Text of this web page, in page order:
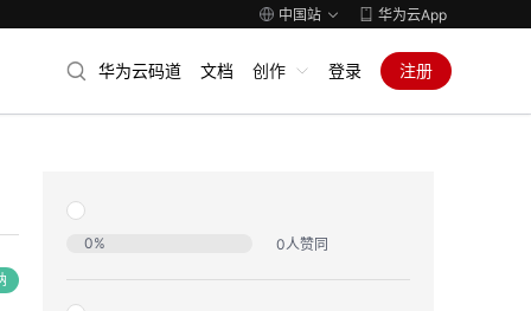
中国站 华为云App
华为云码道 文档 创作 登录 注册
0% 0人赞同